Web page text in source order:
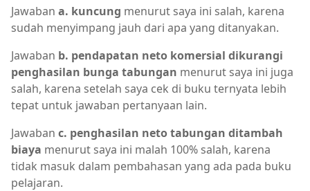
Jawaban a. kuncung menurut saya ini salah, karena
sudah menyimpang jauh dari apa yang ditanyakan.
Jawaban b. pendapatan neto komersial dikurangi
penghasilan bunga tabungan menurut saya ini juga
salah, karena setelah saya cek di buku ternyata lebih
tepat untuk jawaban pertanyaan lain.
Jawaban c. penghasilan neto tabungan ditambah
biaya menurut saya ini malah 100% salah, karena
tidak masuk dalam pembahasan yang ada pada buku
pelajaran.